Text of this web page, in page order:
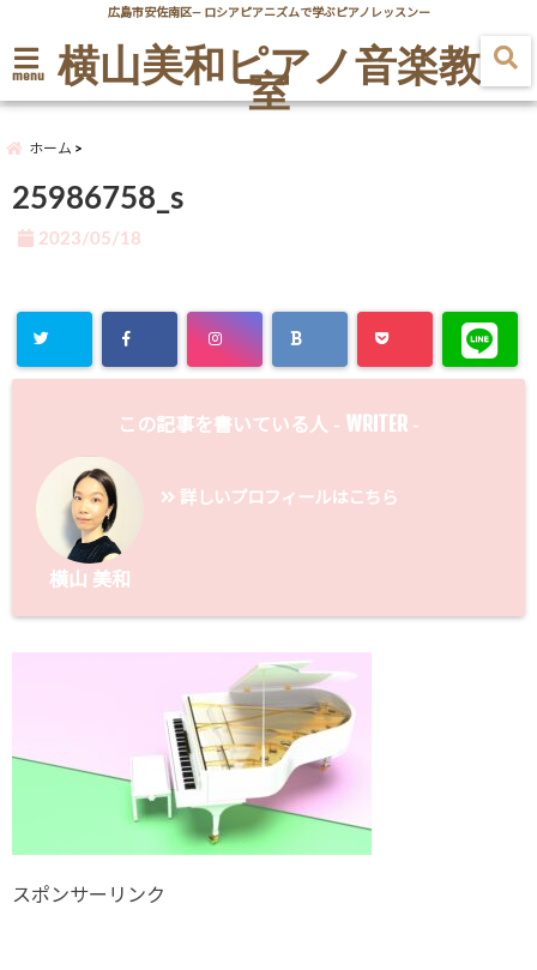
広島市安佐南区― ロシアピアニズムで学ぶピアノレッスンー
menu 横山美和ピアノ音楽教
室
ホーム
25986758_s
2023/05/18
この記事を書いている人 - WRITER -
横山 美和
詳しいプロフィールはこちら
スポンサーリンク